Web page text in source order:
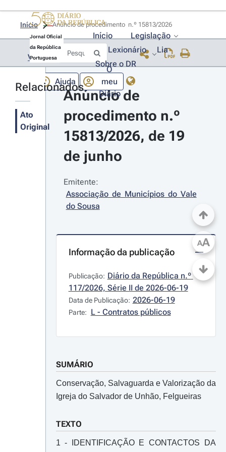
Jornal Oficial
da República
Portuguesa
Início
Legislação
Lexionário
Lia
Sobre o DR
Ajuda
O
meu
Diário
Início
Voltar
Relacionados
Ato
Original
Anúncio de
procedimento n.º
15813/2026, de 19
de junho
Emitente:
Associação de Municípios do Vale
do Sousa
Informação da publicação
Publicação: Diário da República n.º
117/2026, Série II de 2026-06-19
Data de Publicação: 2026-06-19
Parte: L - Contratos públicos
SUMÁRIO
Conservação, Salvaguarda e Valorização da
Igreja do Salvador de Unhão, Felgueiras
TEXTO
1 - IDENTIFICAÇÃO E CONTACTOS DA
AA